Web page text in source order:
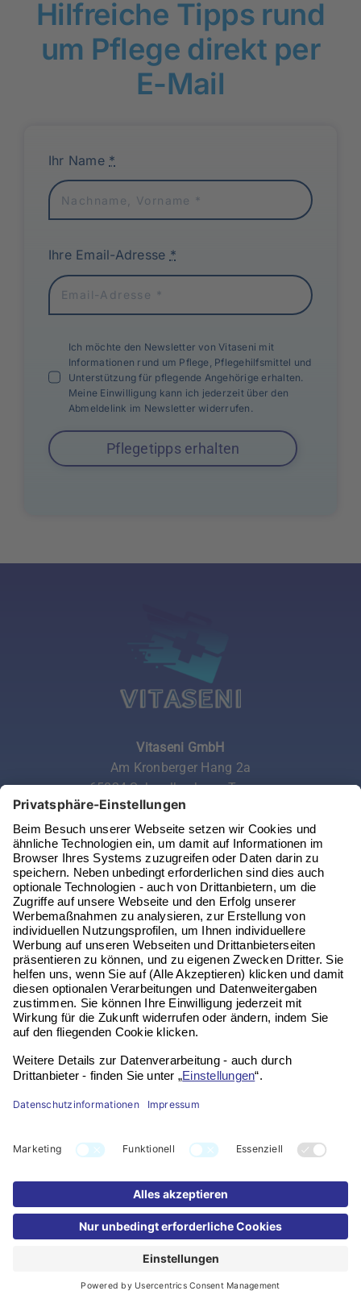
Hilfreiche Tipps rund
um Pflege direkt per
E-Mail
Ihr Name *
Ihre Email-Adresse *
Ich möchte den Newsletter von Vitaseni mit
Informationen rund um Pflege, Pflegehilfsmittel und
Unterstützung für pflegende Angehörige erhalten.
Meine Einwilligung kann ich jederzeit über den
Abmeldelink im Newsletter widerrufen.
Pflegetipps erhalten
Vitaseni GmbH
Am Kronberger Hang 2a
65824 Schwalbach am Taunus
Telefon:06196 972 99 62
Email: service@vitaseni.de
Kontakt
Impressum
Widerruf
FAQ
Partner werden
Bildnachweis: KI-generiert